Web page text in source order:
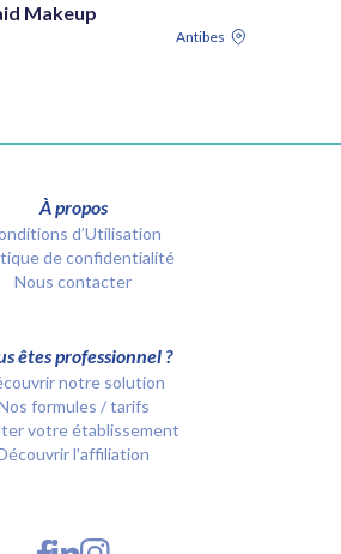
Makeup
Antibes
À propos
d’Utilisation
de confidentialité
Nous contacter
êtes professionnel ?
notre solution
formules / tarifs
votre établissement
l'affiliation